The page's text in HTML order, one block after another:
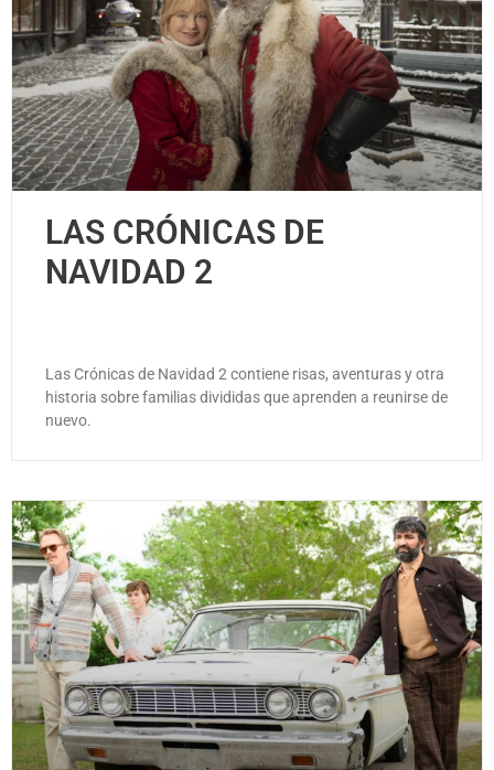
LAS CRÓNICAS DE
NAVIDAD 2
Las Crónicas de Navidad 2 contiene risas, aventuras y otra
historia sobre familias divididas que aprenden a reunirse de
nuevo.